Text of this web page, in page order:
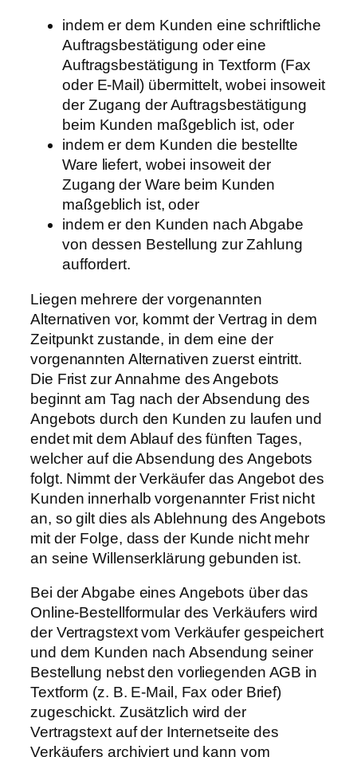
indem er dem Kunden eine schriftliche
Auftragsbestätigung oder eine
Auftragsbestätigung in Textform (Fax
oder E-Mail) übermittelt, wobei insoweit
der Zugang der Auftragsbestätigung
beim Kunden maßgeblich ist, oder
indem er dem Kunden die bestellte
Ware liefert, wobei insoweit der
Zugang der Ware beim Kunden
maßgeblich ist, oder
indem er den Kunden nach Abgabe
von dessen Bestellung zur Zahlung
auffordert.
Liegen mehrere der vorgenannten
Alternativen vor, kommt der Vertrag in dem
Zeitpunkt zustande, in dem eine der
vorgenannten Alternativen zuerst eintritt.
Die Frist zur Annahme des Angebots
beginnt am Tag nach der Absendung des
Angebots durch den Kunden zu laufen und
endet mit dem Ablauf des fünften Tages,
welcher auf die Absendung des Angebots
folgt. Nimmt der Verkäufer das Angebot des
Kunden innerhalb vorgenannter Frist nicht
an, so gilt dies als Ablehnung des Angebots
mit der Folge, dass der Kunde nicht mehr
an seine Willenserklärung gebunden ist.
Bei der Abgabe eines Angebots über das
Online-Bestellformular des Verkäufers wird
der Vertragstext vom Verkäufer gespeichert
und dem Kunden nach Absendung seiner
Bestellung nebst den vorliegenden AGB in
Textform (z. B. E-Mail, Fax oder Brief)
zugeschickt. Zusätzlich wird der
Vertragstext auf der Internetseite des
Verkäufers archiviert und kann vom